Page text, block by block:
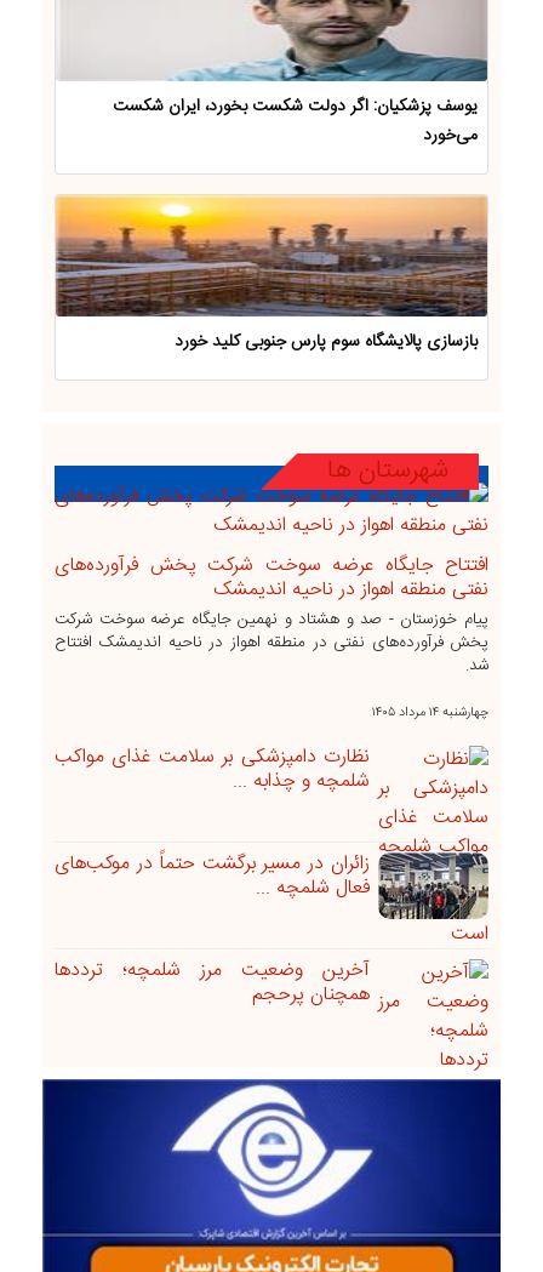
یوسف پزشکیان: اگر دولت شکست بخورد، ایران شکست
می‌خورد
بازسازی پالایشگاه سوم پارس جنوبی کلید خورد
شهرستان ها
افتتاح جایگاه عرضه سوخت شرکت پخش فرآورده‌های
نفتی منطقه اهواز در ناحیه اندیمشک
پیام خوزستان - صد و هشتاد و نهمین جایگاه عرضه سوخت شرکت
پخش فرآورده‌های نفتی در منطقه اهواز در ناحیه اندیمشک افتتاح
شد.
چهارشنبه ۱۴ مرداد ۱۴۰۵
نظارت دامپزشکی بر سلامت غذای مواکب
شلمچه و چذابه ...
زائران در مسیر برگشت حتماً در موکب‌های
فعال شلمچه ...
آخرین وضعیت مرز شلمچه؛ ترددها
همچنان پرحجم